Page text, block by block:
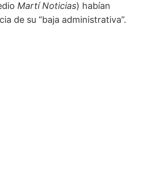
Martí Noticias) habían
de su “baja administrativa”.